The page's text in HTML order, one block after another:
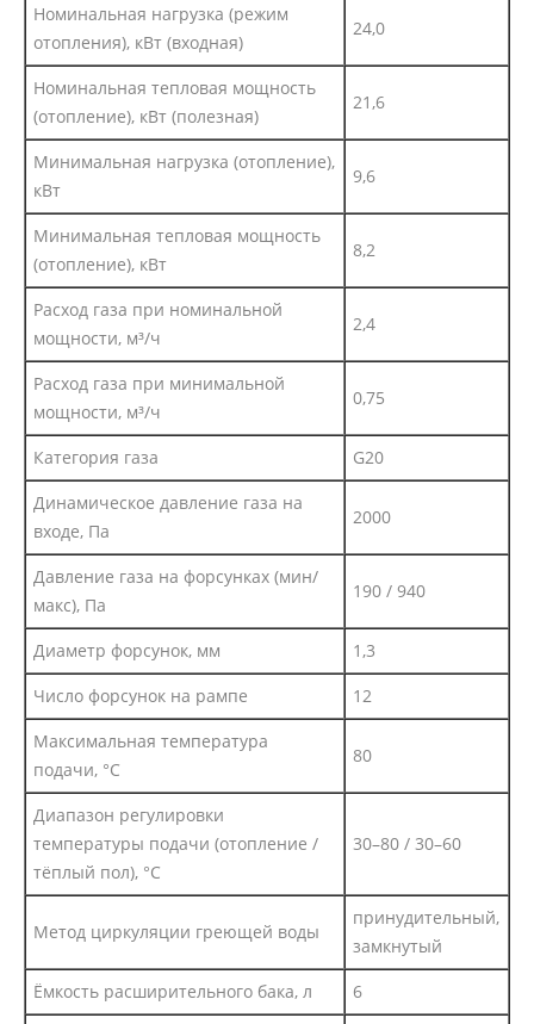
Номинальная нагрузка (режим
отопления), кВт (входная)
24,0
Номинальная тепловая мощность
(отопление), кВт (полезная)
21,6
Минимальная нагрузка (отопление),
кВт
9,6
Минимальная тепловая мощность
(отопление), кВт
8,2
Расход газа при номинальной
мощности, м³/ч
2,4
Расход газа при минимальной
мощности, м³/ч
0,75
Категория газа
G20
Динамическое давление газа на
входе, Па
2000
Давление газа на форсунках (мин/
макс), Па
190 / 940
Диаметр форсунок, мм
1,3
Число форсунок на рампе
12
Максимальная температура
подачи, °C
80
Диапазон регулировки
температуры подачи (отопление /
тёплый пол), °C
30–80 / 30–60
Метод циркуляции греющей воды
принудительный,
замкнутый
Ёмкость расширительного бака, л
6